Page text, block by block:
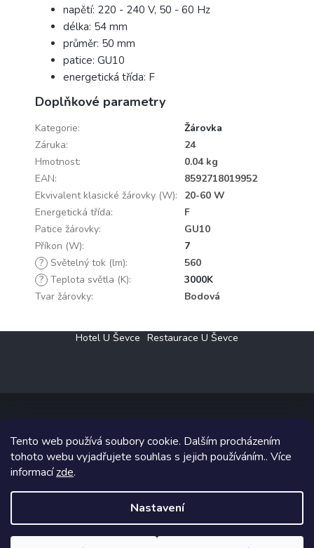
Tento web používá soubory cookie. Dalším procházením
tohoto webu vyjadřujete souhlas s jejich používáním.. Více
informacízde.
Nastavení
napětí: 220 - 240 V, 50 - 60 Hz
délka: 54 mm
průměr: 50 mm
patice: GU10
energetická třída: F
Doplňkové parametry
Kategorie:
Žárovka
Záruka:
24
Hmotnost:
0.04 kg
EAN:
8592718019952
Ekvivalent klasické žárovky (W):
20-60 W
Energetická třída:
F
Patice žárovky:
GU10
Příkon (W):
7
? Světelný tok (lm):
560
? Teplota světla (K):
3000K
Tvar žárovky: Bodová
Hotel U Ševce Restaurace U Ševce
Copyright 2026Elektro Klesný s.r.o.. Všechna práva vyhrazena.
Grafický návrh vytvořil a na Shoptet implementoval
Shoptetak.cz.
Vytvořil Shoptet